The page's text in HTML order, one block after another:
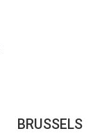
BRUSSELS